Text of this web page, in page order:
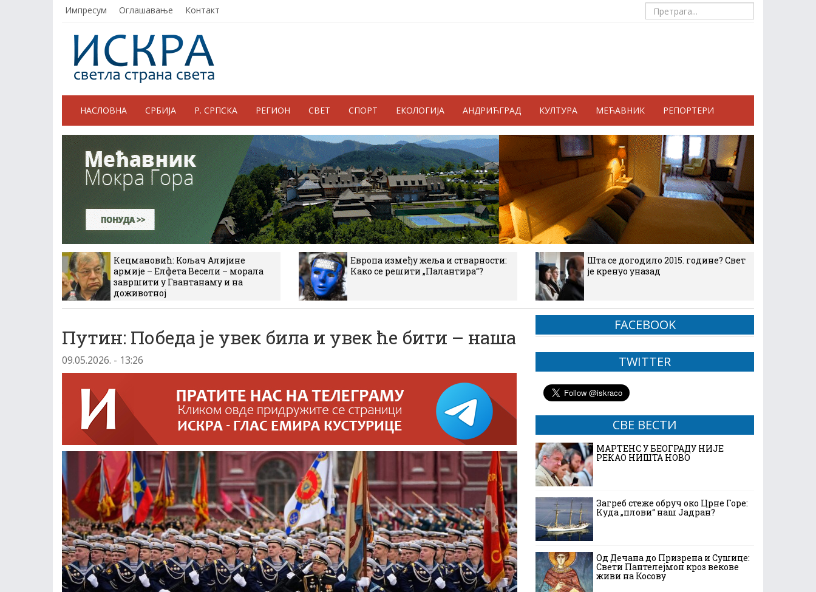
Импресум Оглашавање Контакт
НАСЛОВНА СРБИЈА Р. СРПСКА РЕГИОН СВЕТ СПОРТ ЕКОЛОГИЈА АНДРИЋГРАД КУЛТУРА МЕЋАВНИК РЕПОРТЕРИ
Кецмановић: Кољач Алијине
армије – Елфета Весели – морала
завршити у Гвантанаму и на
доживотној
Европа између жеља и стварности:
Како се решити „Палантира“?
Шта се догодило 2015. године? Свет
је кренуо уназад
Путин: Победа је увек била и увек ће бити – наша
09.05.2026. - 13:26
FACEBOOK
TWITTER
СВЕ ВЕСТИ
МАРТЕНС У БЕОГРАДУ НИЈЕ
РЕКАО НИШТА НОВО
Загреб стеже обруч око Црне Горе:
Куда „плови“ наш Јадран?
Од Дечана до Призрена и Сушице:
Свети Пантелејмон кроз векове
живи на Косову